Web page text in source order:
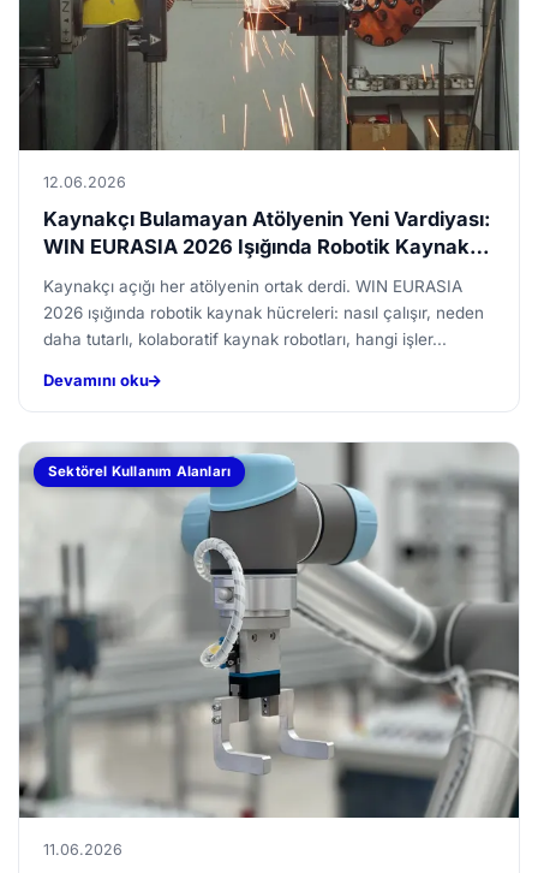
12.06.2026
Kaynakçı Bulamayan Atölyenin Yeni Vardiyası:
WIN EURASIA 2026 Işığında Robotik Kaynak
Hücreleri ve Otomasyonun Kaynak Masasına
Gelişi
Kaynakçı açığı her atölyenin ortak derdi. WIN EURASIA
2026 ışığında robotik kaynak hücreleri: nasıl çalışır, neden
daha tutarlı, kolaboratif kaynak robotları, hangi işler...
Devamını oku
Sektörel Kullanım Alanları
11.06.2026